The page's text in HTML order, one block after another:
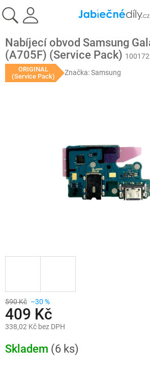
na
obsah
Nabíjecí obvod Samsung
(A705F) (Service Pack) 100172
ORIGINAL
(Service Pack)
Značka:Samsung
590 Kč –30 %
409 Kč
338,02 Kč bez DPH
cena:
Skladem (6 ks)